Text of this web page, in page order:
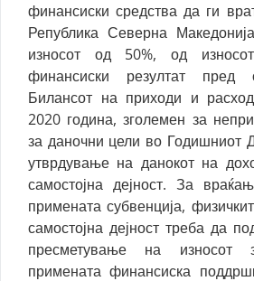
финансиски средства да ги
Република Северна
износот од 50%, од
финансиски резултат пред
Билансот на приходи и
2020 година, зголемен за
за даночни цели во Годишниот
утврдување на данокот на
самостојна дејност. За
примената субвенција,
самостојна дејност треба да
пресметување на
примената финансиска